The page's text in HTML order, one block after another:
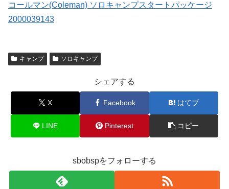
コールマン(Coleman) ソロキャンプスタートパッケージ
2000039143
キャンプ ソロキャンプ
シェアする
X Facebook はてブ
LINE Pinterest コピー
sbobspをフォローする